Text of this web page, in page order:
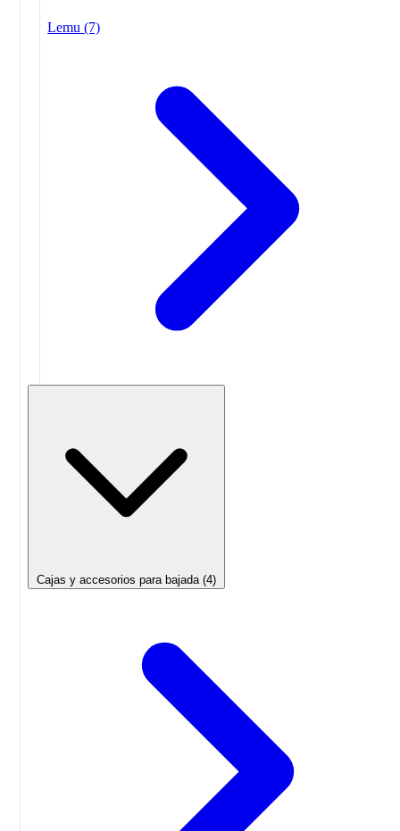
Lemu (7)
Cajas y accesorios para bajada (4)